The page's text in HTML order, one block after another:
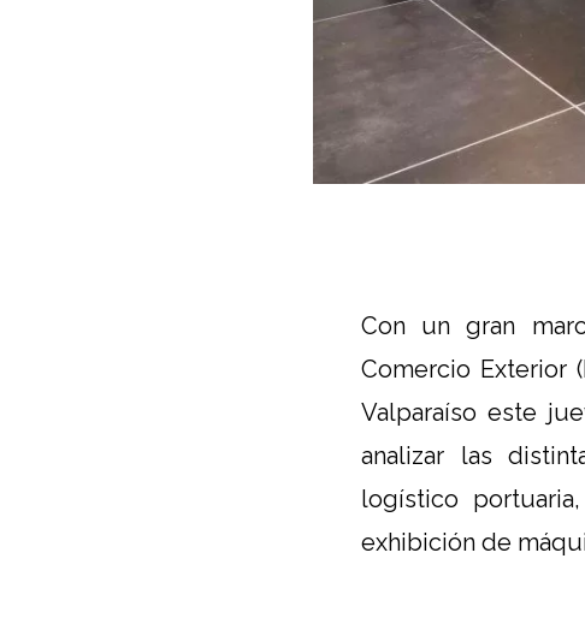
Con un gran
Comercio Exterior
Valparaíso este
analizar las
logístico
exhibición de